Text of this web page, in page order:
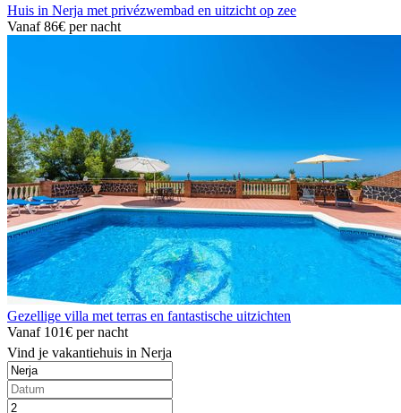
Huis in Nerja met privézwembad en uitzicht op zee
Vanaf86€ per nacht
Gezellige villa met terras en fantastische uitzichten
Vanaf 101€ per nacht
Vind je vakantiehuis in Nerja